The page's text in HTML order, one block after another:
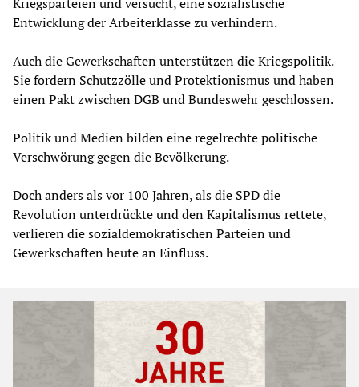
Entwicklung der Arbeiterklasse zu verhindern.
Auch die Gewerkschaften unterstützen die Kriegspolitik.
Sie fordern Schutzzölle und Protektionismus und haben
einen Pakt zwischen DGB und Bundeswehr geschlossen.
Politik und Medien bilden eine regelrechte politische
Verschwörung gegen die Bevölkerung.
Doch anders als vor 100 Jahren, als die SPD die
Revolution unterdrückte und den Kapitalismus rettete,
verlieren die sozialdemokratischen Parteien und
Gewerkschaften heute an Einfluss.